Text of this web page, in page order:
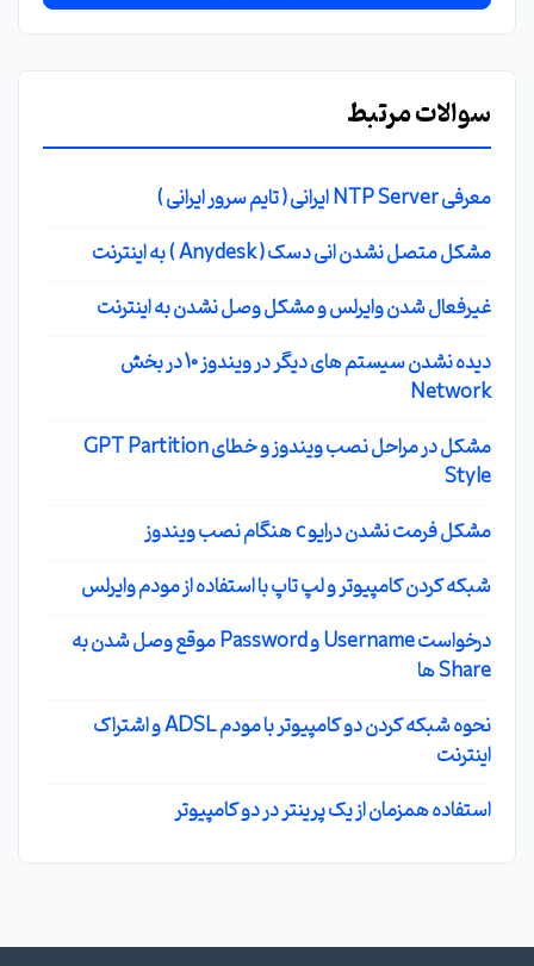
سوالات مرتبط
معرفی NTP Server ایرانی ( تایم سرور ایرانی )
مشکل متصل نشدن انی دسک ( Anydesk ) به اینترنت
غیرفعال شدن وایرلس و مشکل وصل نشدن به اینترنت
دیده نشدن سیستم های دیگر در ویندوز 10 در بخش
Network
مشکل در مراحل نصب ویندوز و خطای GPT Partition
Style
مشکل فرمت نشدن درایو c هنگام نصب ویندوز
شبکه کردن کامپیوتر و لپ تاپ با استفاده از مودم وایرلس
درخواست Username و Password موقع وصل شدن به
Share ها
نحوه شبکه کردن دو کامپیوتر با مودم ADSL و اشتراک
اینترنت
استفاده همزمان از یک پرینتر در دو کامپیوتر